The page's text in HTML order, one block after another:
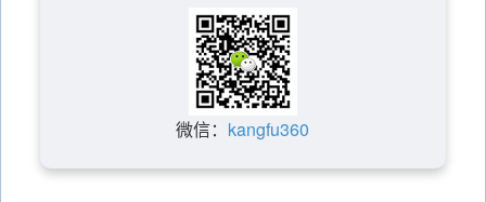
微信： kangfu360